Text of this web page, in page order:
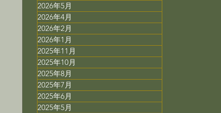
2026年5月
2026年4月
2026年2月
2026年1月
2025年11月
2025年10月
2025年8月
2025年7月
2025年6月
2025年5月